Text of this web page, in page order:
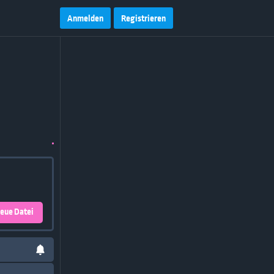
Anmelden Registrieren
Datei